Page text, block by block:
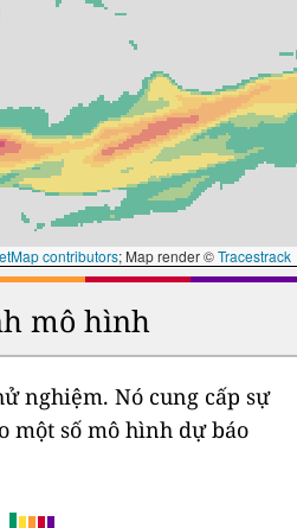
contributors; Map render ©Tracestrack
mô hình
nghiệm. Nó cung cấp sự
một số mô hình dự báo